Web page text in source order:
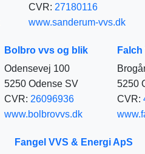
CVR: 27180116
www.sanderum-vvs.dk
Bolbro vvs og blik
Odensevej 100
5250 Odense SV
CVR: 26096936
www.bolbrovvs.dk
5250
CVR:
Fangel VVS & Energi ApS